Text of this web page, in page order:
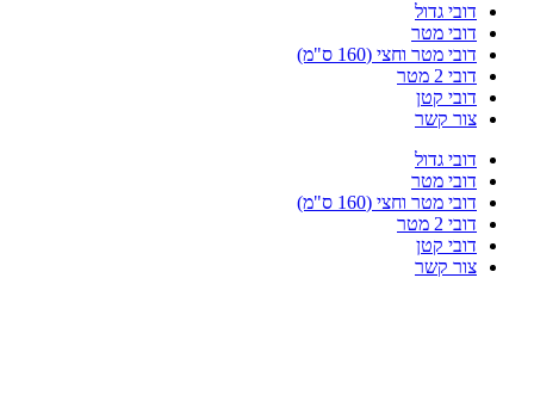
דובי גדול
דובי מטר
דובי מטר וחצי (160 ס"מ)
דובי 2 מטר
דובי קטן
צור קשר
דובי גדול
דובי מטר
דובי מטר וחצי (160 ס"מ)
דובי 2 מטר
דובי קטן
צור קשר